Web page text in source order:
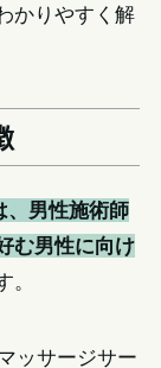
かりやすく解
男性施術師
む男性に向け
。
ッサージサー